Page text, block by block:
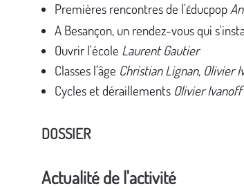
Premières rencontres de l'Éducpop
A Besançon, un rendez-vous qui
Ouvrir l'école Laurent Gautier
Classes l'âge Christian Lignan, Olivier
Cycles et déraillements Olivier Ivanoff
DOSSIER
Actualité de l'activité